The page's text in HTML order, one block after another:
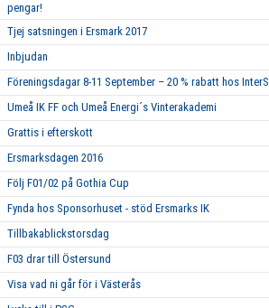
pengar!
Tjej satsningen i Ersmark 2017
Inbjudan
Föreningsdagar 8-11 September – 20 % rabatt hos
Umeå IK FF och Umeå Energi´s Vinterakademi
Grattis i efterskott
Ersmarksdagen 2016
Följ F01/02 på Gothia Cup
Fynda hos Sponsorhuset - stöd Ersmarks IK
Tillbakablickstorsdag
F03 drar till Östersund
Visa vad ni går för i Västerås